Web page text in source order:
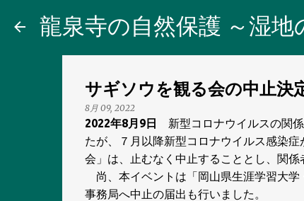
龍泉寺の自然保護 ～湿
サギソウを観る会の中止決
8月 09, 2022
2022年8月 9日 新型コロナウイルスの関
たが、７月以降新型コロナウイルス感染
会」は、止むなく中止することとし、関係
尚、本イベントは「岡山県生涯学習大学
事務局へ中止の届出も行いました。